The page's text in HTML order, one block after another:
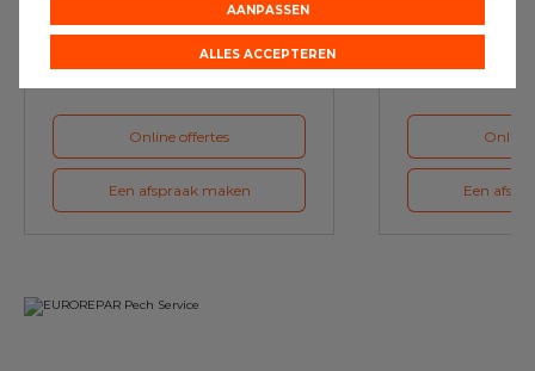
Maak bij ons een afspraak voor
het volgende onderhoud van uw
Online offertes
Een afspraak maken
ons een
Online
Een
AANPASSEN
ALLES ACCEPTEREN